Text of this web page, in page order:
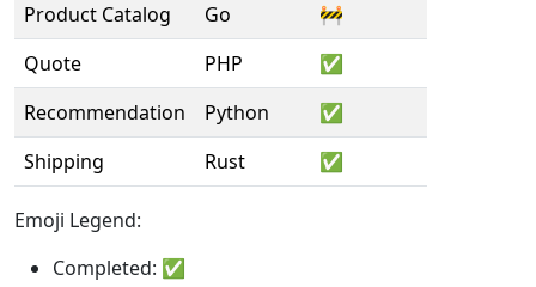
Product Catalog
Go
🚧
Quote
PHP
✅
Recommendation
Python
✅
Shipping
Rust ✅
Emoji Legend:
Completed: ✅